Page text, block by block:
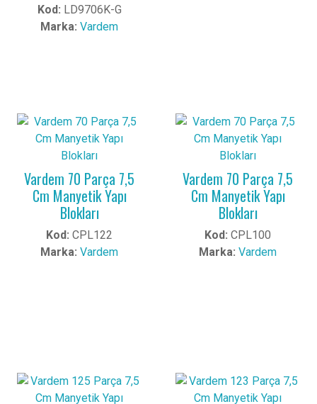
Kod: LD9706K-G
Marka: Vardem
Vardem 70 Parça 7,5
Cm Manyetik Yapı
Blokları
Kod: CPL122
Marka: Vardem
Vardem 70 Parça 7,5
Cm Manyetik Yapı
Blokları
Kod: CPL100
Marka: Vardem